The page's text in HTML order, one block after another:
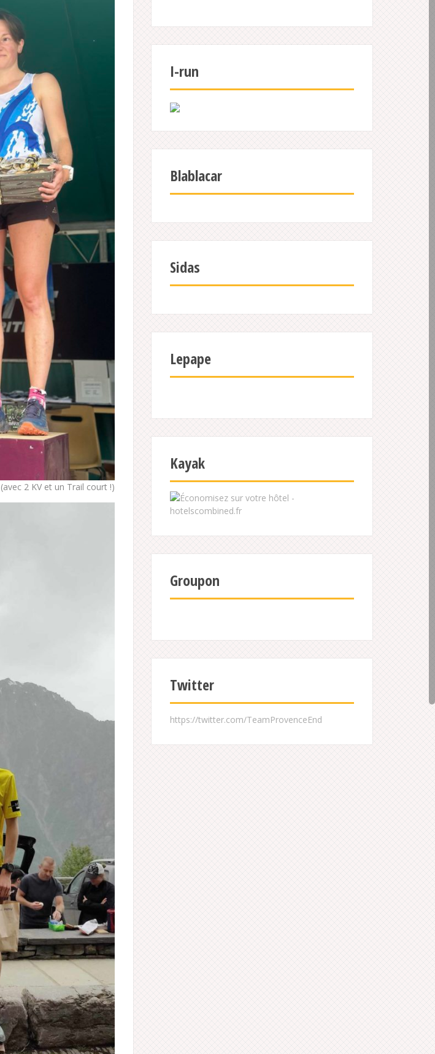
2 KV et un Trail court !)
I-run
Blablacar
Sidas
Lepape
Kayak
Groupon
Twitter
https://twitter.com/TeamProvenceEnd